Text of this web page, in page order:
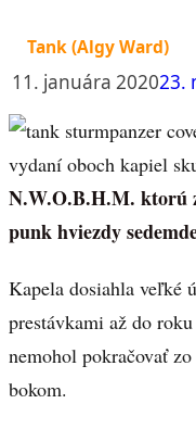
Tank (Algy Ward)
11. januára 202023.
vydaní oboch kapiel
N.W.O.B.H.M. ktorú
punk hviezdy
Kapela dosiahla veľké
prestávkami až do
nemohol pokračovať
bokom.